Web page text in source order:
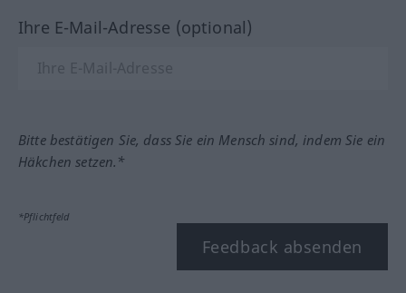
Ihre E-Mail-Adresse (optional)
Bitte bestätigen Sie, dass Sie ein Mensch sind, indem Sie ein
Häkchen setzen.*
*Pflichtfeld
Feedback absenden